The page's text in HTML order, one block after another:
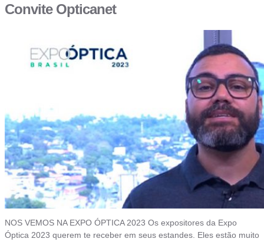
Convite Opticanet
NOS VEMOS NA EXPO ÓPTICA 2023 Os expositores da Expo
Óptica 2023 querem te receber em seus estandes. Eles estão muito